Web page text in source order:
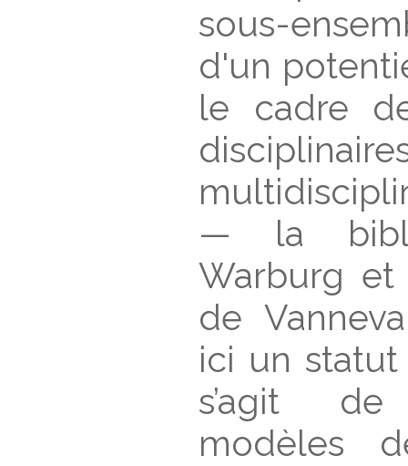
sous-
d'un
le cadre
— la
Warburg
de
ici un
s’agit
modèles